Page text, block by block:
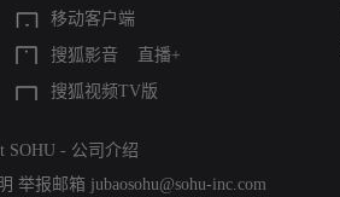
移动客户端
搜狐影音
直播+
搜狐视频TV版
SOHU - 公司介绍
举报邮箱 jubaosohu@sohu-inc.com